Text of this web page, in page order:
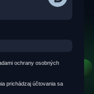
ochrany osobných
prichádzaj účtovania sa